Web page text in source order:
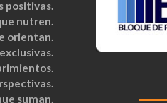
positivas.
nutren.
orientan.
suman.